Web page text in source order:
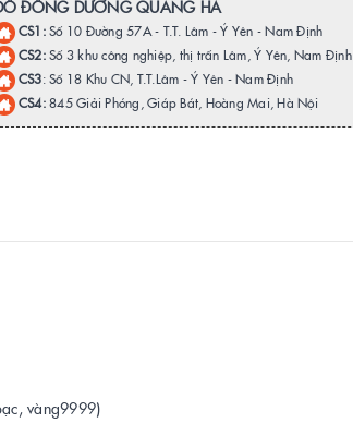
ĐỒNG DƯƠNG QUANG HÀ
CS1:Số 10 Đường 57A - T.T. Lâm - Ý Yên - Nam Định
CS2:Số 3 khu công nghiệp, thị trấn Lâm, Ý Yên, Nam Định
CS3: Số 18 Khu CN, T.T.Lâm - Ý Yên - Nam Định
CS4:845 Giải Phóng, Giáp Bát, Hoàng Mai, Hà Nội
vàng9999)